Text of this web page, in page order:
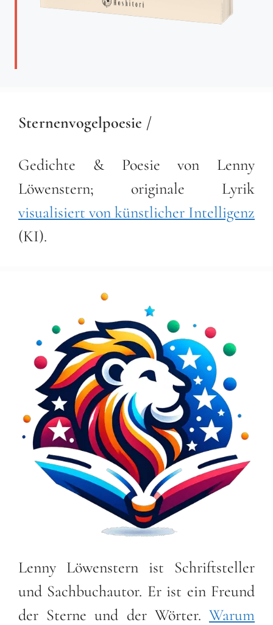
Sternenvogelpoesie /
Gedichte & Poesie von Lenny
Löwenstern; originale Lyrik
visualisiert von künstlicher Intelligenz
(KI).
Lenny Löwenstern ist Schriftsteller
und Sachbuchautor. Er ist ein Freund
der Sterne und der Wörter. Warum